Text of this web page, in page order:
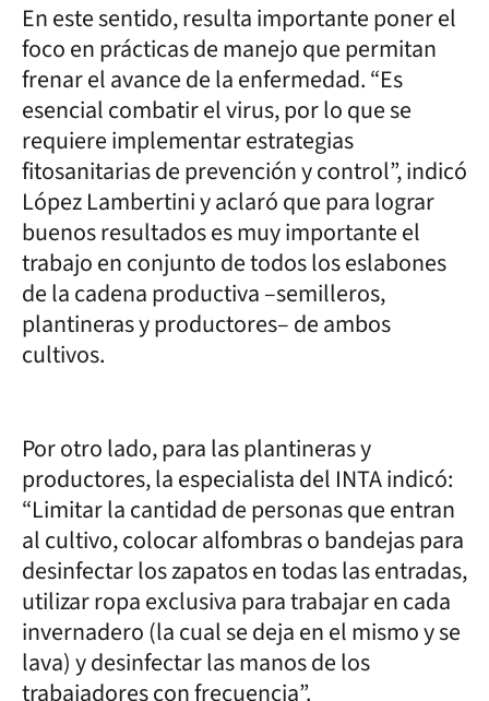
En este sentido, resulta importante poner el
foco en prácticas de manejo que permitan
frenar el avance de la enfermedad. “Es
esencial combatir el virus, por lo que se
requiere implementar estrategias
fitosanitarias de prevención y control”, indicó
López Lambertini y aclaró que para lograr
buenos resultados es muy importante el
trabajo en conjunto de todos los eslabones
de la cadena productiva –semilleros,
plantineras y productores– de ambos
cultivos.
Por otro lado, para las plantineras y
productores, la especialista del INTA indicó:
“Limitar la cantidad de personas que entran
al cultivo, colocar alfombras o bandejas para
desinfectar los zapatos en todas las entradas,
utilizar ropa exclusiva para trabajar en cada
invernadero (la cual se deja en el mismo y se
lava) y desinfectar las manos de los
trabajadores con frecuencia”.